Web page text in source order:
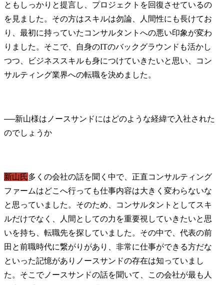
ともしっかりと提言し、プロジェクトを回復させているの
を見ました。その方はスキルは勿論、人間性にも長けてお
り、最初に持っていたコンサルタントへの悪い印象が変わ
りました。そこで、自身のITのバックグラウンドも活かし
つつ、ビジネススキルも身につけていきたいと思い、コン
サルティング業界への転職を決めました。
──新山様はノースサンドにはどのような経緯で入社された
新山氏多くの会社の話を聞く中で、正直コンサルティング
ファームはどこへ行っても仕事内容は大きく変わらないな
と思っていました。そのため、コンサルタントとしてスキ
ルだけでなく、人間としての力を重要視していきたいと思
いを持ち、転職先を探していました。その中で、代表の前
田と前職時代に繋がりがあり、非常に仕事ができる方だな
といった記憶がありノースサンドの存在は知っていまし
た。そこでノースサンドの話を聞いて、この会社が最も人